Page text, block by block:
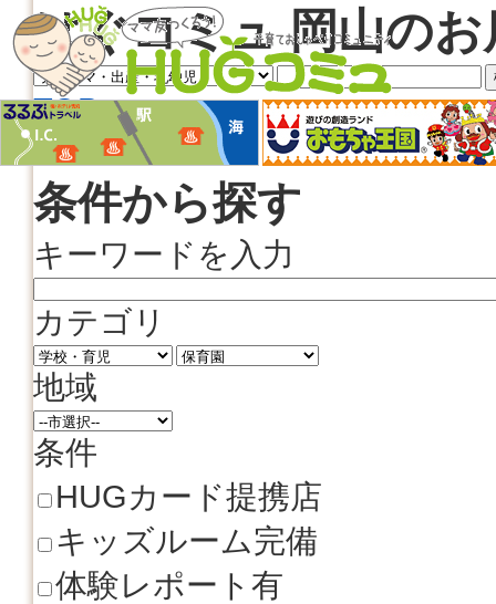
はぐコミュ 岡山の
TOP
地域情報検索
条件から探す
キーワードを入力
カテゴリ
地域
条件
HUGカード提携店
キッズルーム完備
体験レポート有